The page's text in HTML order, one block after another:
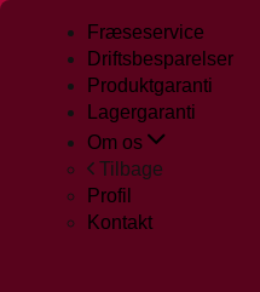
Fræseservice
Driftsbesparelser
Produktgaranti
Lagergaranti
Om os
Tilbage
Profil
Kontakt